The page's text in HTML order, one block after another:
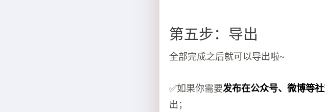
第五步：导出
全部完成之后就可以导出啦~
✅如果你需要发布在公众号、微博等
出；